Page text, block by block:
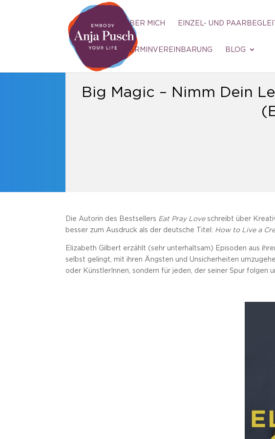
ÜBER MICH EINZEL- UND
TERMINVEREINBARUNG BLOG
Big Magic – Nimm Dein
Die Autorin des Bestsellers Eat Pray Loveschreibt über
besser zum Ausdruck als der deutsche Titel: How to Live a
Elizabeth Gilbert erzählt (sehr unterhaltsam) Episoden aus
selbst gelingt, mit ihren Ängsten und Unsicherheiten
oder KünstlerInnen, sondern für jeden, der seiner Spur folgen